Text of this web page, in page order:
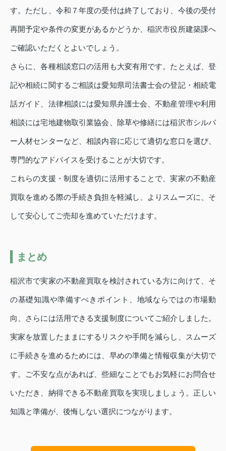
す。ただし、令和７年度の受付は終了しており、今後の受付
再開予定や条件の変更があるかどうか、稲沢市役所建築課へ
ご確認いただくとよいでしょう。
さらに、各種相談窓口の活用も大変有用です。たとえば、登
記や相続に関するご相談は愛知県司法書士会の登記・相続電
話ガイド、法律相談には愛知県弁護士会、不動産管理や利用
相談には宅地建物取引業協会、除草や修繕には稲沢市シルバ
ー人材センターなど、相談内容に応じて適切な窓口を選び、
専門的なアドバイスを受けることが大切です。
これらの支援・制度を適切に活用することで、実家の不動産
買取を進める際の手続き負担を軽減し、よりスムーズに、そ
して安心してご売却を進めていただけます。
まとめ
稲沢市で実家の不動産買取を検討されている方に向けて、そ
の基礎知識や準備すべきポイント、地域ならではの市場動
向、さらには活用できる支援制度についてご紹介しました。
実家を放置したままにするリスクや手間を減らし、スムーズ
に手続きを進めるためには、早めの準備と情報収集が大切で
す。ご不安な点があれば、些細なことでもお気軽にお問合せ
いただき、納得できる不動産買取を実現しましょう。正しい
知識と準備が、後悔しない選択につながります。